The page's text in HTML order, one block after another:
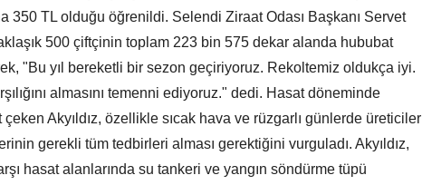
350 TL olduğu öğrenildi. Selendi Ziraat Odası Başkanı Servet
500 çiftçinin toplam 223 bin 575 dekar alanda hububat
"Bu yıl bereketli bir sezon geçiriyoruz. Rekoltemiz oldukça iyi.
almasını temenni ediyoruz." dedi. Hasat döneminde
Akyıldız, özellikle sıcak hava ve rüzgarlı günlerde üreticiler
gerekli tüm tedbirleri alması gerektiğini vurguladı. Akyıldız,
hasat alanlarında su tankeri ve yangın söndürme tüpü